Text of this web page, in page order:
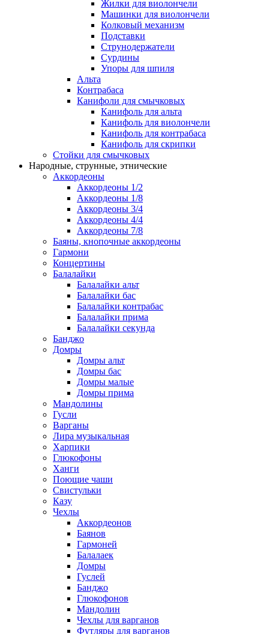
Жилки для виолончели
Машинки для виолончели
Колковый механизм
Подставки
Струнодержатели
Сурдины
Упоры для шпиля
Альта
Контрабаса
Канифоли для смычковых
Канифоль для альта
Канифоль для виолончели
Канифоль для контрабаса
Канифоль для скрипки
Стойки для смычковых
Народные, струнные, этнические
Аккордеоны
Аккордеоны 1/2
Аккордеоны 1/8
Аккордеоны 3/4
Аккордеоны 4/4
Аккордеоны 7/8
Баяны, кнопочные аккордеоны
Гармони
Концертины
Балалайки
Балалайки альт
Балалайки бас
Балалайки контрабас
Балалайки прима
Балалайки секунда
Банджо
Домры
Домры альт
Домры бас
Домры малые
Домры прима
Мандолины
Гусли
Варганы
Лира музыкальная
Харпики
Глюкофоны
Ханги
Поющие чаши
Свистульки
Казу
Чехлы
Аккордеонов
Баянов
Гармоней
Балалаек
Домры
Гуслей
Банджо
Глюкофонов
Мандолин
Чехлы для варганов
Футляры для варганов